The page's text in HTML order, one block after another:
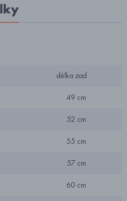
délka zad
49 cm
52 cm
55 cm
57 cm
60 cm